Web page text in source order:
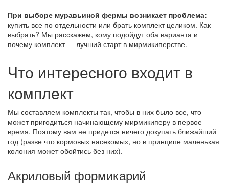
При выборе муравьиной фермы возникает проблема:
купить все по отдельности или брать комплект целиком. Как
выбрать? Мы расскажем, кому подойдут оба варианта и
почему комплект — лучший старт в мирмикиперстве.
Что интересного входит в
комплект
Мы составляем комплекты так, чтобы в них было все, что
может пригодиться начинающему мирмикиперу в первое
время. Поэтому вам не придется ничего докупать ближайший
год (разве что кормовых насекомых, но в принципе маленькая
колония может обойтись без них).
Акриловый формикарий